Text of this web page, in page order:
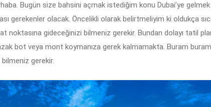
Bugün size bahsini açmak istediğim konu Dubai’ye
gerekenler olacak. Öncelikli olarak belirtmeliyim ki oldukça
noktasına gideceğinizi bilmeniz gerekir. Bundan dolayı tatil
bot veya mont koymanıza gerek kalmamakta. Buram
gerekir.